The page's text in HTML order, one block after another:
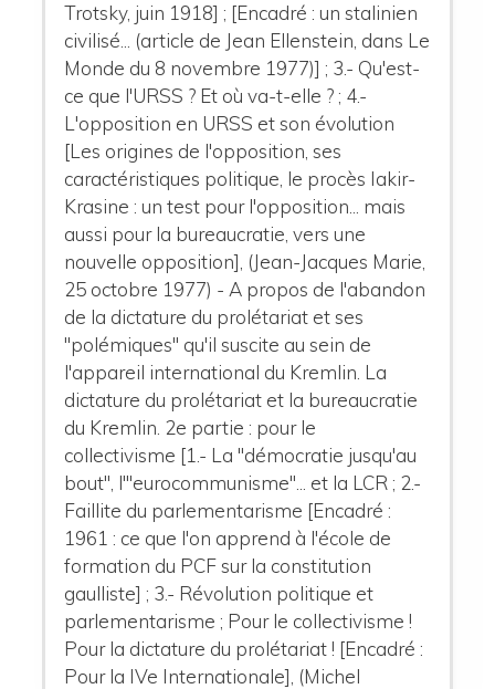
Trotsky, juin 1918] ; [Encadré : un stalinien
civilisé... (article de Jean Ellenstein, dans Le
Monde du 8 novembre 1977)] ; 3.- Qu'est-
ce que l'URSS ? Et où va-t-elle ? ; 4.-
L'opposition en URSS et son évolution
[Les origines de l'opposition, ses
caractéristiques politique, le procès Iakir-
Krasine : un test pour l'opposition... mais
aussi pour la bureaucratie, vers une
nouvelle opposition], (Jean-Jacques Marie,
25 octobre 1977) - A propos de l'abandon
de la dictature du prolétariat et ses
"polémiques" qu'il suscite au sein de
l'appareil international du Kremlin. La
dictature du prolétariat et la bureaucratie
du Kremlin. 2e partie : pour le
collectivisme [1.- La "démocratie jusqu'au
bout", l'"eurocommunisme"... et la LCR ; 2.-
Faillite du parlementarisme [Encadré :
1961 : ce que l'on apprend à l'école de
formation du PCF sur la constitution
gaulliste] ; 3.- Révolution politique et
parlementarisme ; Pour le collectivisme !
Pour la dictature du prolétariat ! [Encadré :
Pour la IVe Internationale], (Michel